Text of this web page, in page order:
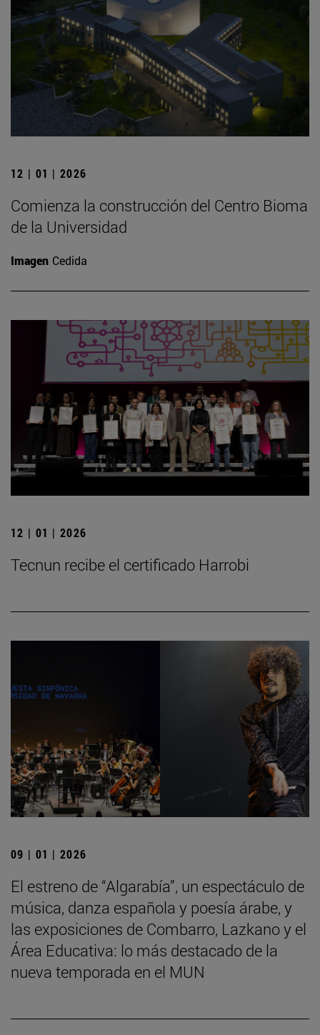
12 | 01 | 2026
Comienza la construcción del Centro Bioma
de la Universidad
Imagen Cedida
12 | 01 | 2026
Tecnun recibe el certificado Harrobi
09 | 01 | 2026
El estreno de “Algarabía”, un espectáculo de
música, danza española y poesía árabe, y
las exposiciones de Combarro, Lazkano y el
Área Educativa: lo más destacado de la
nueva temporada en el MUN